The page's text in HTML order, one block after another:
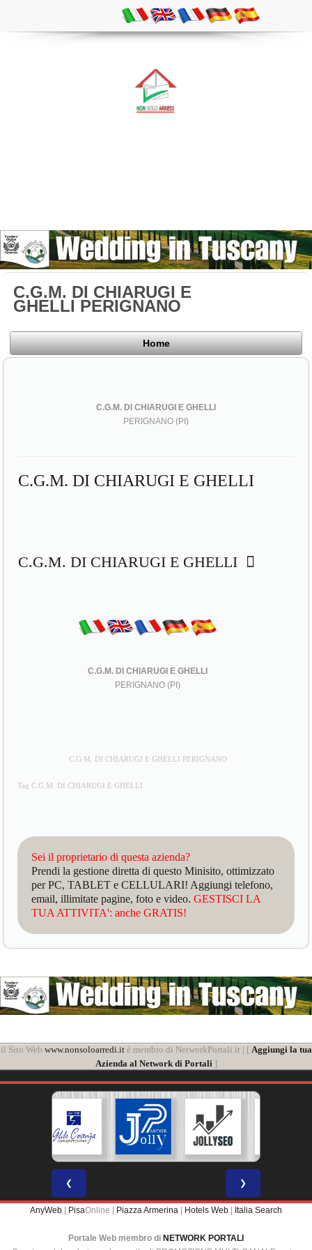
C.G.M. DI CHIARUGI E
GHELLI PERIGNANO
Home
C.G.M. DI CHIARUGI E GHELLI
PERIGNANO (PI)
C.G.M. DI CHIARUGI E GHELLI
C.G.M. DI CHIARUGI E GHELLI
C.G.M. DI CHIARUGI E GHELLI
PERIGNANO (PI)
C.G.M. DI CHIARUGI E GHELLI PERIGNANO
Tag C.G.M. DI CHIARUGI E GHELLI
Sei il proprietario di questa azienda?
Prendi la gestione diretta di questo Minisito, ottimizzato
per PC, TABLET e CELLULARI! Aggiungi telefono,
email, illimitate pagine, foto e video.GESTISCI LA
TUA ATTIVITA': anche GRATIS!
il Sito Web www.nonsoloarredi.itè membro di NetworkPortali.it | [ Aggiungi la tua
Azienda al Network di Portali]
❮ ❯
AnyWeb PisaOnline | Piazza Armerina Hotels Web Italia Search
Portale Web membro di NETWORK PORTALI